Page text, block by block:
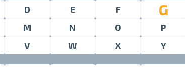
D E F G
M N O P
V W X Y